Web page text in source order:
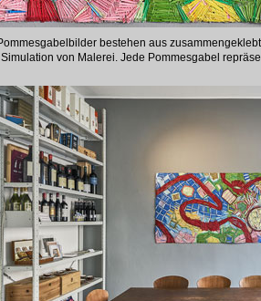
bestehen aus
von Malerei. Jede Pommesgabel